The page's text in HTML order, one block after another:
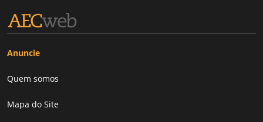
Anuncie
Quem somos
Mapa do Site